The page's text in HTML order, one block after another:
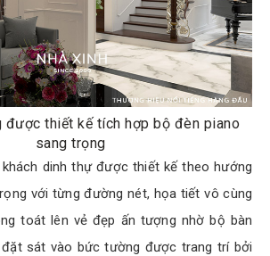
được thiết kế tích hợp bộ đèn piano
sang trọng
dinh thự được thiết kế theo hướng
với từng đường nét, họa tiết vô cùng
toát lên vẻ đẹp ấn tượng nhờ bộ bàn
sát vào bức tường được trang trí bởi